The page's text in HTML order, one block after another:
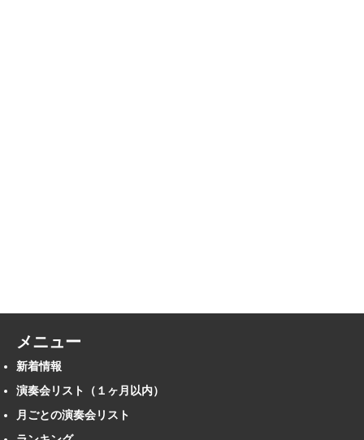
メニュー
新着情報
演奏会リスト（１ヶ月以内）
月ごとの演奏会リスト